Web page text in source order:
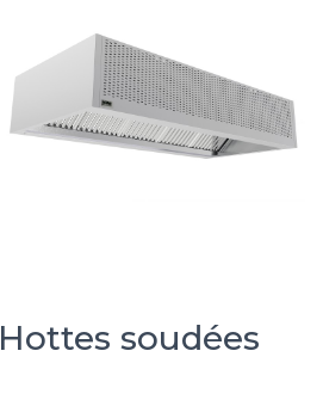
Hottes soudées